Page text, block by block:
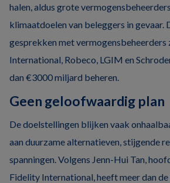
halen, aldus grote
klimaatdoelen van beleggers in
gesprekken met vermogensbeheerders
International, Robeco, LGIM en
dan €3000 miljard beheren.
Geen geloofwaardig plan
De doelstellingen blijken vaak
aan duurzame alternatieven, stijgende
spanningen. Volgens Jenn-Hui Tan,
Fidelity International, heeft meer dan